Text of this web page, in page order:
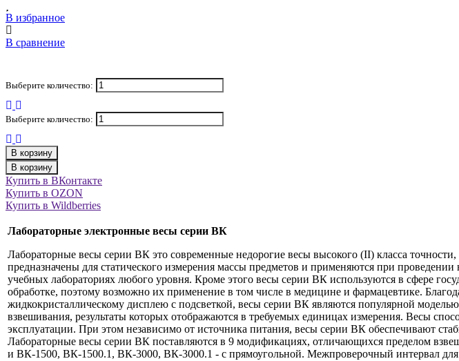
В избранное
В сравнение
Выберите количество:
Выберите количество:
В корзину
В корзину
Купить в ВКонтакте
Купить в OZON
Купить в Wildberries
Лабораторные электронные весы серии ВК
Лабораторные весы серии ВК это современные недорогие весы высокого (II) класса
предназначены для статического измерения массы предметов и применяются при
учебных лабораториях любого уровня. Кроме этого весы серии ВК используются в сфере
обработке, поэтому возможно их применение в том числе в медицине и фармацевтике.
жидкокристаллическому дисплею с подсветкой, весы серии ВК являются популярной
взвешивания, результаты которых отображаются в требуемых единицах измерения. Весы
эксплуатации. При этом независимо от источника питания, весы серии ВК обеспечивают
Лабораторные весы серии ВК поставляются в 9 модификациях, отличающихся пределом
и ВК-1500, ВК-1500.1, ВК-3000, ВК-3000.1 - с прямоугольной. Межпроверочный интервал для